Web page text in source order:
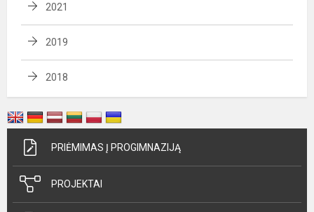
2021
2019
2018
PRIĖMIMAS Į PROGIMNAZIJĄ
PROJEKTAI